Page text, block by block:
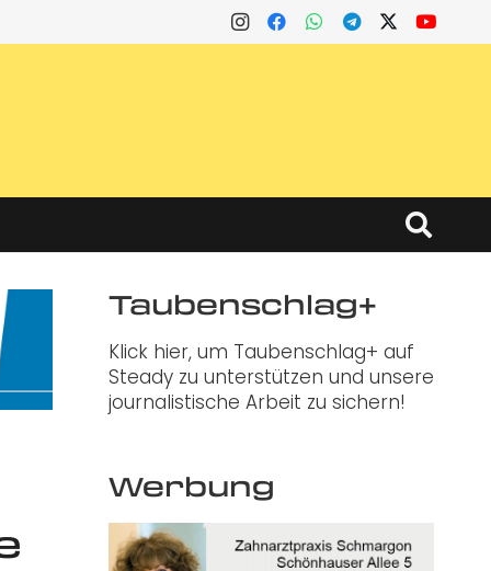
Taubenschlag+
Klick hier, um Taubenschlag+ auf
Steady zu unterstützen und unsere
journalistische Arbeit zu sichern!
Werbung